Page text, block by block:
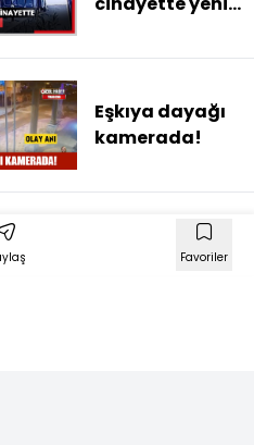
Şirin'in katili ile
Eşkıya dayağı
kamerada!
Favoriler